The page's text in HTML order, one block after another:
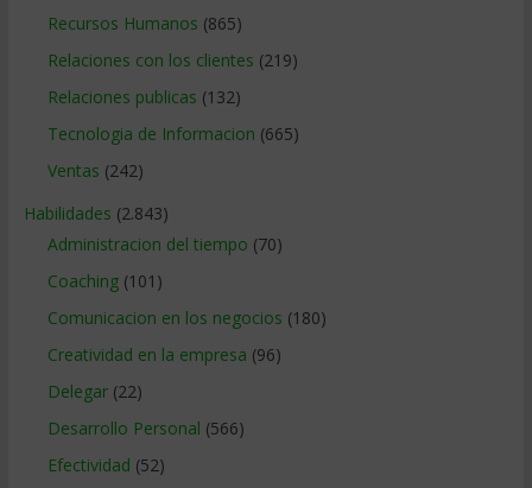
Recursos Humanos (865)
Relaciones con los clientes (219)
Relaciones publicas (132)
Tecnologia de Informacion (665)
Ventas (242)
Habilidades (2.843)
Administracion del tiempo (70)
Coaching(101)
Comunicacion en los negocios (180)
Creatividad en la empresa (96)
Delegar(22)
Desarrollo Personal (566)
Efectividad (52)